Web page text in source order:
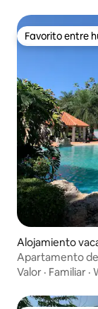
Favorito entre
Favorito entre
Alojamiento
Apartamento de
Valor · Familiar ·